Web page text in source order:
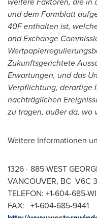
und dem Formblatt
40F enthalten ist,
and Exchange
Zukunftsgerichtete
Erwartungen, und das
Verpflichtung, derartige
nachträglichen
zu tragen, außer da, wo
Weitere Informationen
1326 - 885 WEST
VANCOUVER, BC V6C
TELEFON: +1-604-685-
FAX: +1-604-685-9441